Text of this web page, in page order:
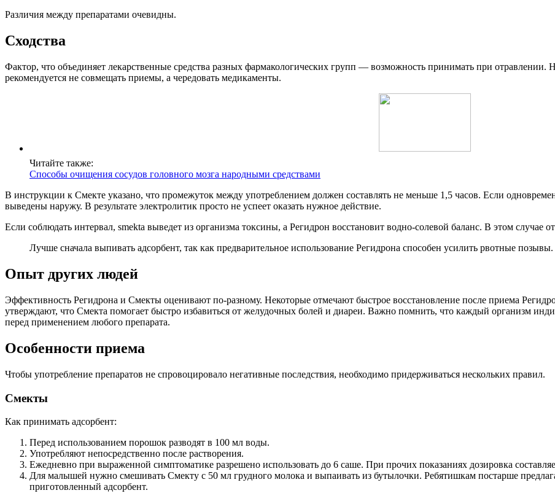
Различия между препаратами очевидны.
Сходства
Фактор, что объединяет лекарственные средства разных фармакологических групп — возможность принимать при
рекомендуется не совмещать приемы, а чередовать медикаменты.
Читайте также:
Способы очищения сосудов головного мозга народными средствами
В инструкции к Смекте указано, что промежуток между употреблением должен составлять не меньше 1,5 часов. Если
выведены наружу. В результате электролитик просто не успеет оказать нужное действие.
Если соблюдать интервал, smekta выведет из организма токсины, а Регидрон восстановит водно-солевой баланс. В этом случае
Лучше сначала выпивать адсорбент, так как предварительное использование Регидрона способен усилить рвотные позывы.
Опыт других людей
Эффективность Регидрона и Смекты оценивают по-разному. Некоторые отмечают быстрое восстановление после приема
утверждают, что Смекта помогает быстро избавиться от желудочных болей и диареи. Важно помнить, что каждый организм
перед применением любого препарата.
Особенности приема
Чтобы употребление препаратов не спровоцировало негативные последствия, необходимо придерживаться нескольких правил.
Смекты
Как принимать адсорбент:
Перед использованием порошок разводят в 100 мл воды.
Употребляют непосредственно после растворения.
Ежедневно при выраженной симптоматике разрешено использовать до 6 саше. При прочих показаниях дозировка
Для малышей нужно смешивать Смекту с 50 мл грудного молока и выпаивать из бутылочки. Ребятишкам постарше
приготовленный адсорбент.